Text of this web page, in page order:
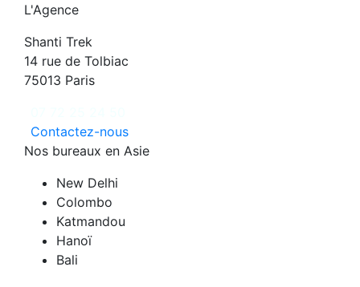
L'Agence
Shanti Trek
14 rue de Tolbiac
75013 Paris
Contactez-nous
Nos bureaux en Asie
New Delhi
Colombo
Katmandou
Hanoï
Bali